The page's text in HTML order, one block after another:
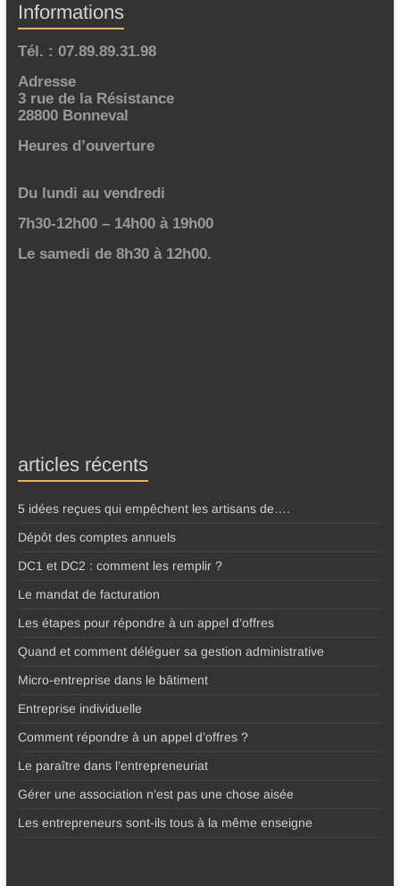
Informations
Tél. : 07.89.89.31.98
Adresse
3 rue de la Résistance
28800 Bonneval
Heures d’ouverture
Du lundi au vendredi
7h30-12h00 – 14h00 à 19h00
Le samedi de 8h30 à 12h00.
articles récents
5 idées reçues qui empêchent les artisans de….
Dépôt des comptes annuels
DC1 et DC2 : comment les remplir ?
Le mandat de facturation
Les étapes pour répondre à un appel d’offres
Quand et comment déléguer sa gestion administrative
Micro-entreprise dans le bâtiment
Entreprise individuelle
Comment répondre à un appel d’offres ?
Le paraître dans l’entrepreneuriat
Gérer une association n’est pas une chose aisée
Les entrepreneurs sont-ils tous à la même enseigne